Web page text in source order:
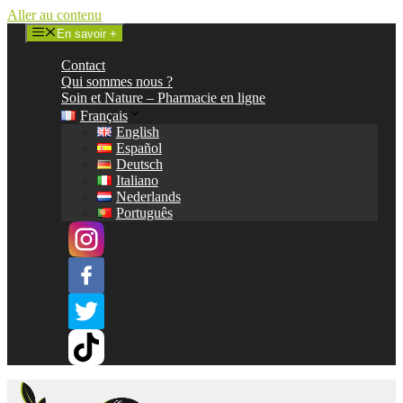
Aller au contenu
En savoir +
Contact
Qui sommes nous ?
Soin et Nature – Pharmacie en ligne
Français
English
Español
Deutsch
Italiano
Nederlands
Português